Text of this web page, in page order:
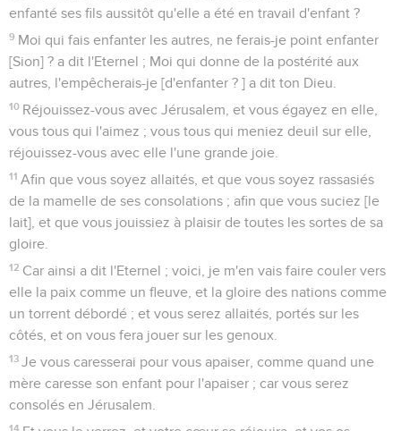
enfanté ses fils aussitôt qu'elle a été en travail d'enfant ?
9 Moi qui fais enfanter les autres, ne ferais-je point enfanter
[Sion] ? a dit l'Eternel ; Moi qui donne de la postérité aux
autres, l'empêcherais-je [d'enfanter ? ] a dit ton Dieu.
10 Réjouissez-vous avec Jérusalem, et vous égayez en elle,
vous tous qui l'aimez ; vous tous qui meniez deuil sur elle,
réjouissez-vous avec elle l'une grande joie.
11 Afin que vous soyez allaités, et que vous soyez rassasiés
de la mamelle de ses consolations ; afin que vous suciez [le
lait], et que vous jouissiez à plaisir de toutes les sortes de sa
gloire.
12 Car ainsi a dit l'Eternel ; voici, je m'en vais faire couler vers
elle la paix comme un fleuve, et la gloire des nations comme
un torrent débordé ; et vous serez allaités, portés sur les
côtés, et on vous fera jouer sur les genoux.
13 Je vous caresserai pour vous apaiser, comme quand une
mère caresse son enfant pour l'apaiser ; car vous serez
consolés en Jérusalem.
14